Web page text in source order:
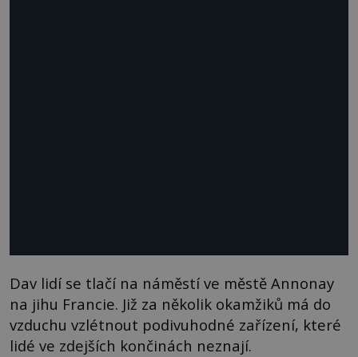
Dav lidí se tlačí na náměstí ve městě Annonay
na jihu Francie. Již za několik okamžiků má do
vzduchu vzlétnout podivuhodné zařízení, které
lidé ve zdejších končinách neznají.